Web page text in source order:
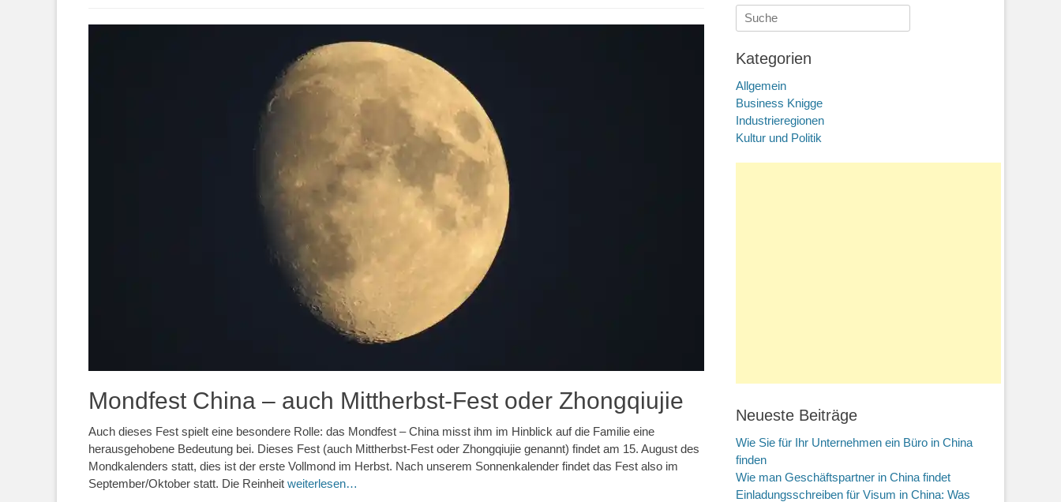
Mondfest China – auch Mittherbst-Fest oder Zhongqiujie
Auch dieses Fest spielt eine besondere Rolle: das Mondfest – China misst ihm im Hinblick auf die Familie eine
herausgehobene Bedeutung bei. Dieses Fest (auch Mittherbst-Fest oder Zhongqiujie genannt) findet am 15. August des
Mondkalenders statt, dies ist der erste Vollmond im Herbst. Nach unserem Sonnenkalender findet das Fest also im
September/Oktober statt. Die Reinheit weiterlesen…
Suche
nach:
Kategorien
Allgemein
Business Knigge
Industrieregionen
Kultur und Politik
Neueste Beiträge
Wie Sie für Ihr Unternehmen ein Büro in China
finden
Wie man Geschäftspartner in China findet
Einladungsschreiben für Visum in China: Was